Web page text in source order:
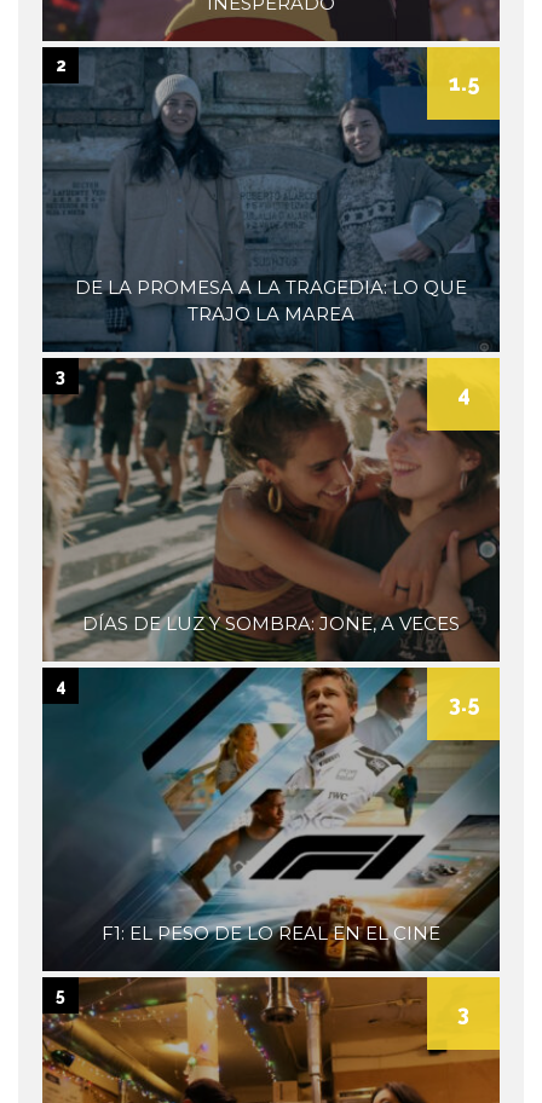
DE LA PROMESA A LA TRAGEDIA: LO QUE
TRAJO LA MAREA
1.5
2
DÍAS DE LUZ Y SOMBRA: JONE, A VECES
4
3
F1: EL PESO DE LO REAL EN EL CINE
3.5
4
3
5